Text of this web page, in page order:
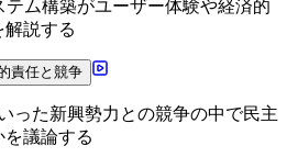
テム構築がユーザー体験や経済的
説する
責任と競争
った新興勢力との競争の中で民主
議論する